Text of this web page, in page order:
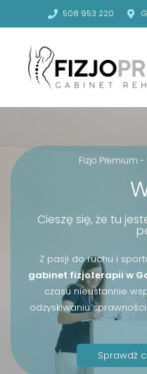
508 953 220
Fizjo Premium
Cieszę się, że tu
Z pasji do ruchu i
gabinet fizjoterapii w
czasu nieustannie
odzyskiwaniu
Sprawdź